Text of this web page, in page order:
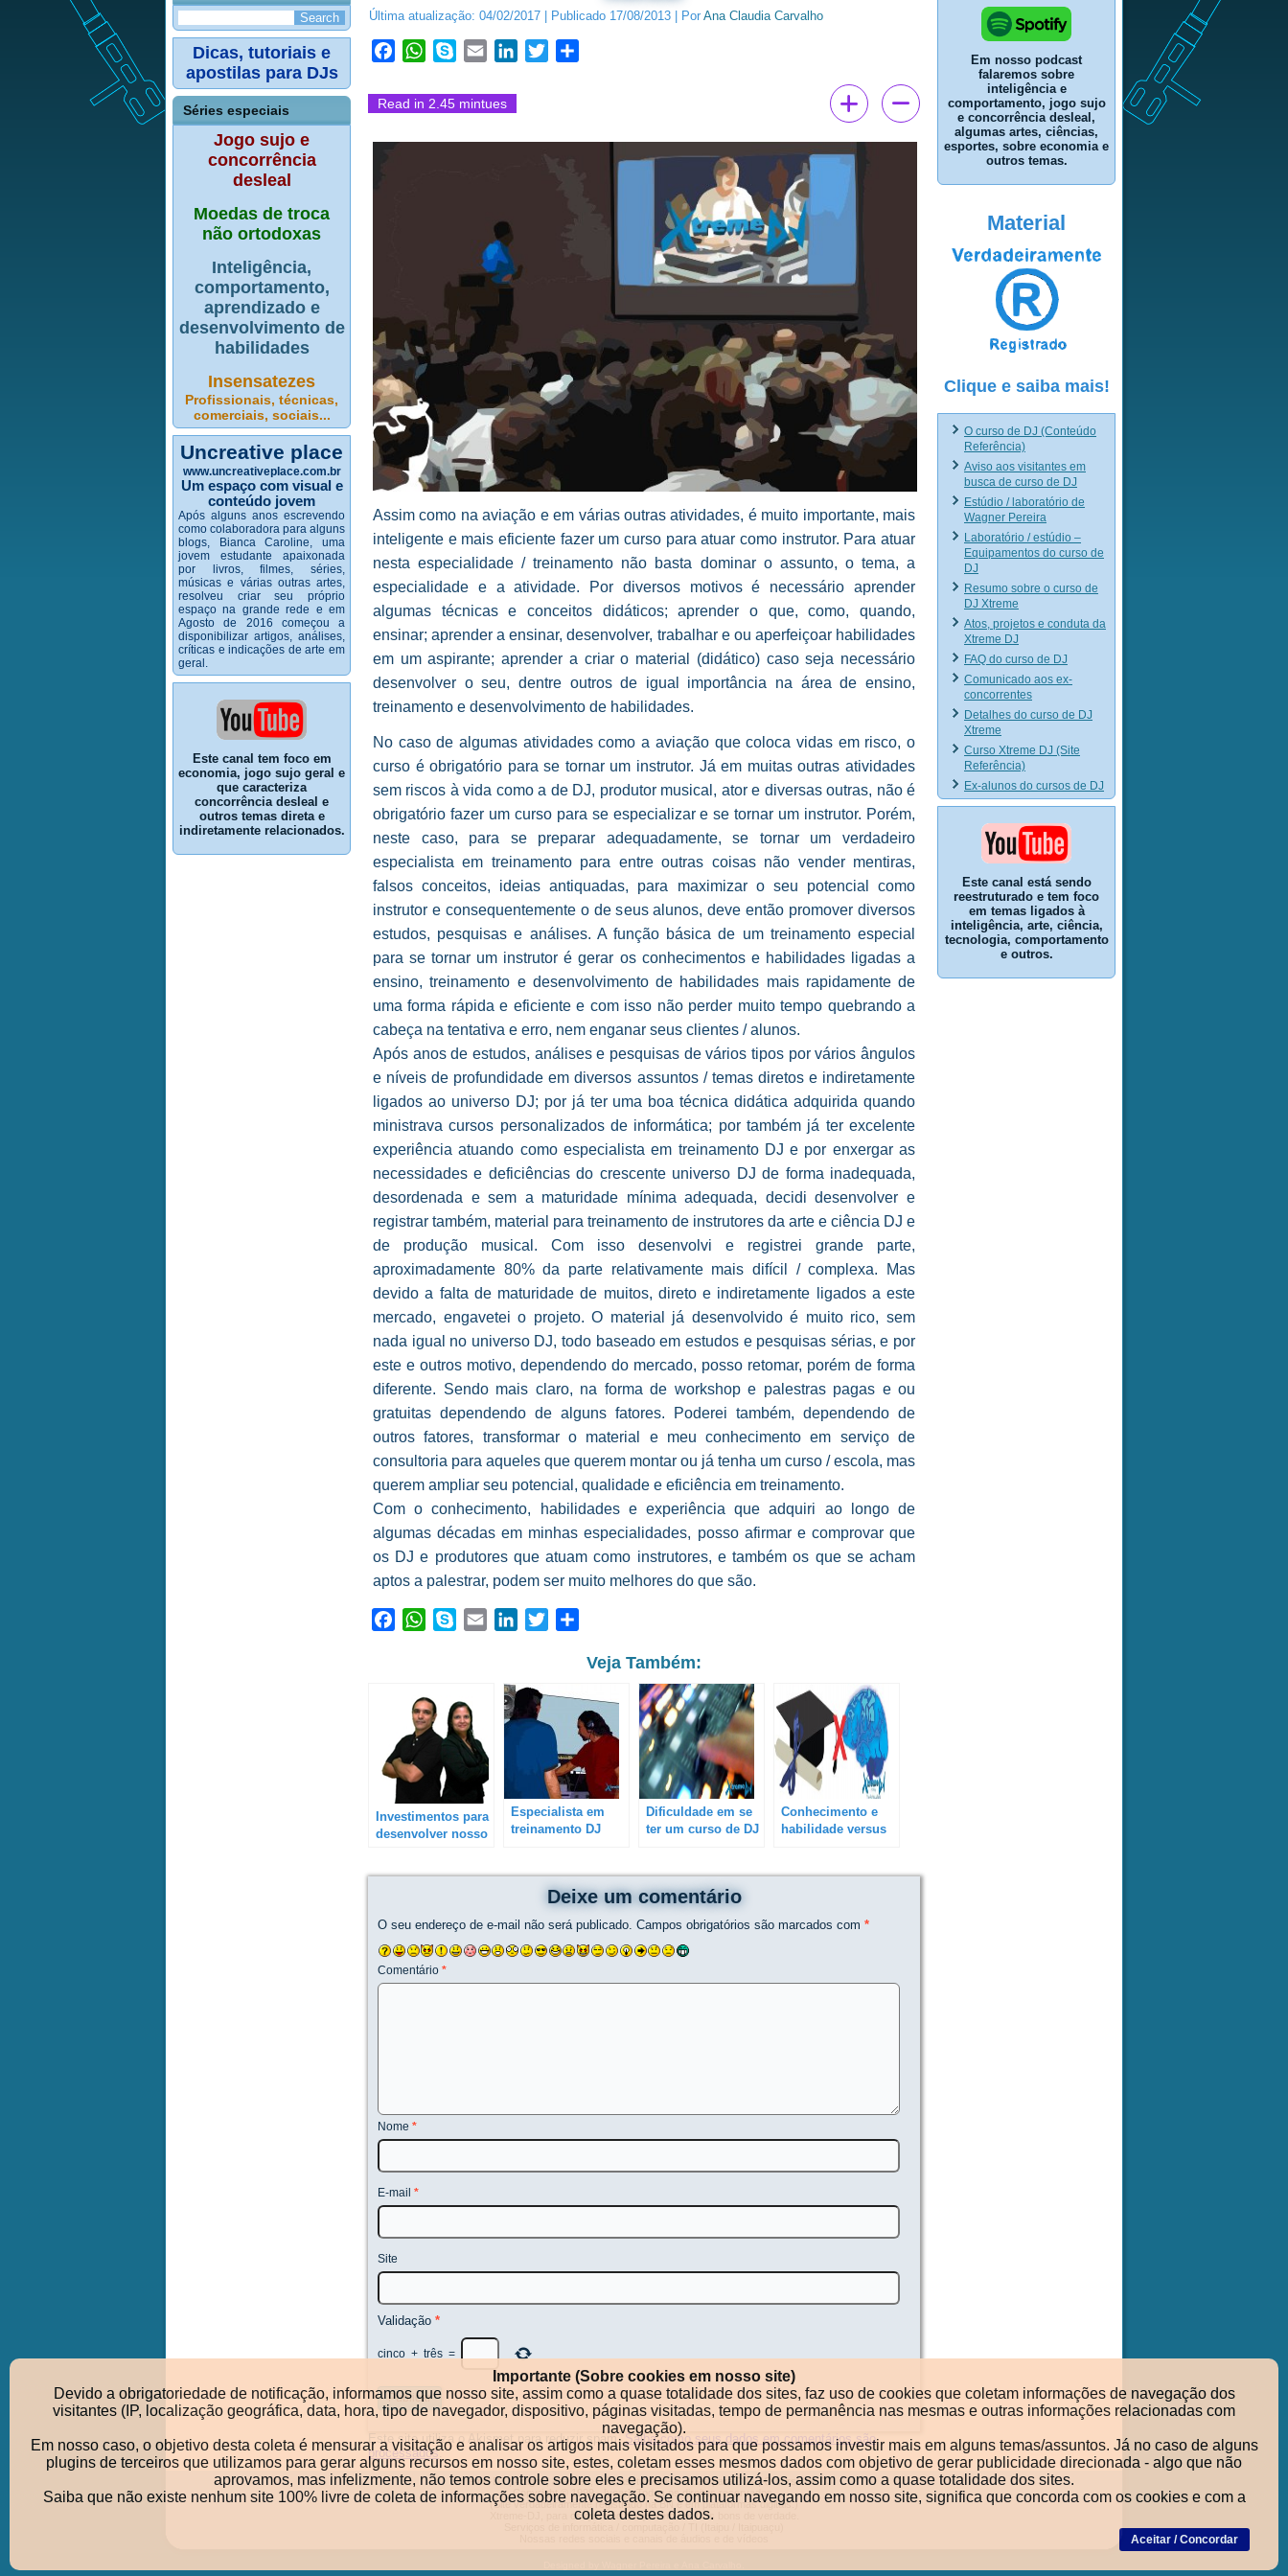
Dicas, tutoriais e
apostilas para DJs
Séries especiais
Jogo sujo e
concorrência
desleal
Moedas de troca
não ortodoxas
Inteligência,
comportamento,
aprendizado e
desenvolvimento de
habilidades
Insensatezes
Profissionais, técnicas,
comerciais, sociais...
Uncreative place
www.uncreativeplace.com.br
Um espaço com visual e
conteúdo jovem
Após alguns anos escrevendo
como colaboradora para alguns
blogs, Bianca Caroline, uma
jovem estudante apaixonada
por livros, filmes, séries,
músicas e várias outras artes,
resolveu criar seu próprio
espaço na grande rede e em
Agosto de 2016 começou a
disponibilizar artigos, análises,
críticas e indicações de arte em
geral.
Este canal tem foco em
economia, jogo sujo geral e
que caracteriza
concorrência desleal e
outros temas direta e
indiretamente relacionados.
Última atualização: 04/02/2017 Publicado 17/08/2013 Por Ana Claudia Carvalho
FacebookWhatsApp
Skype Email LinkedInTwitter
Read in 2.45 mintues
Assim como na aviação e em várias outras atividades, é muito importante, mais
inteligente e mais eficiente fazer um curso para atuar como instrutor. Para atuar
nesta especialidade / treinamento não basta dominar o assunto, o tema, a
especialidade e a atividade. Por diversos motivos é necessário aprender
algumas técnicas e conceitos didáticos; aprender o que, como, quando,
ensinar; aprender a ensinar, desenvolver, trabalhar e ou aperfeiçoar habilidades
em um aspirante; aprender a criar o material (didático) caso seja necessário
desenvolver o seu, dentre outros de igual importância na área de ensino,
treinamento e desenvolvimento de habilidades.
No caso de algumas atividades como a aviação que coloca vidas em risco, o
curso é obrigatório para se tornar um instrutor. Já em muitas outras atividades
sem riscos à vida como a de DJ, produtor musical, ator e diversas outras, não é
obrigatório fazer um curso para se especializar e se tornar um instrutor. Porém,
neste caso, para se preparar adequadamente, se tornar um verdadeiro
especialista em treinamento para entre outras coisas não vender mentiras,
falsos conceitos, ideias antiquadas, para maximizar o seu potencial como
instrutor e consequentemente o de seus alunos, deve então promover diversos
estudos, pesquisas e análises. A função básica de um treinamento especial
para se tornar um instrutor é gerar os conhecimentos e habilidades ligadas a
ensino, treinamento e desenvolvimento de habilidades mais rapidamente de
uma forma rápida e eficiente e com isso não perder muito tempo quebrando a
cabeça na tentativa e erro, nem enganar seus clientes / alunos.
Após anos de estudos, análises e pesquisas de vários tipos por vários ângulos
e níveis de profundidade em diversos assuntos / temas diretos e indiretamente
ligados ao universo DJ; por já ter uma boa técnica didática adquirida quando
ministrava cursos personalizados de informática; por também já ter excelente
experiência atuando como especialista em treinamento DJ e por enxergar as
necessidades e deficiências do crescente universo DJ de forma inadequada,
desordenada e sem a maturidade mínima adequada, decidi desenvolver e
registrar também, material para treinamento de instrutores da arte e ciência DJ e
de produção musical. Com isso desenvolvi e registrei grande parte,
aproximadamente 80% da parte relativamente mais difícil / complexa. Mas
devido a falta de maturidade de muitos, direto e indiretamente ligados a este
mercado, engavetei o projeto. O material já desenvolvido é muito rico, sem
nada igual no universo DJ, todo baseado em estudos e pesquisas sérias, e por
este e outros motivo, dependendo do mercado, posso retomar, porém de forma
diferente. Sendo mais claro, na forma de workshop e palestras pagas e ou
gratuitas dependendo de alguns fatores. Poderei também, dependendo de
outros fatores, transformar o material e meu conhecimento em serviço de
consultoria para aqueles que querem montar ou já tenha um curso / escola, mas
querem ampliar seu potencial, qualidade e eficiência em treinamento.
Com o conhecimento, habilidades e experiência que adquiri ao longo de
algumas décadas em minhas especialidades, posso afirmar e comprovar que
os DJ e produtores que atuam como instrutores, e também os que se acham
aptos a palestrar, podem ser muito melhores do que são.
FacebookWhatsApp
Skype Email LinkedInTwitter
Veja Também:
Investimentos para
desenvolver nosso
Especialista em
treinamento DJ
Dificuldade em se
ter um curso de DJ
Conhecimento e
habilidade versus
Deixe um comentário
O seu endereço de e-mail não será publicado. Campos obrigatórios são marcados com *
Comentário *
Nome *
E-mail *
Site
Validação *
cinco + três =
Este site utiliza o Akismet para reduzir spam.Saiba como seus dados em comentários são
processados.
Em nosso podcast
falaremos sobre
inteligência e
comportamento, jogo sujo
e concorrência desleal,
algumas artes, ciências,
esportes, sobre economia e
outros temas.
Material
Clique e saiba mais!
O curso de DJ (Conteúdo
Referência)
Aviso aos visitantes em
busca de curso de DJ
Estúdio / laboratório de
Wagner Pereira
Laboratório / estúdio –
Equipamentos do curso de
DJ
Resumo sobre o curso de
DJ Xtreme
Atos, projetos e conduta da
Xtreme DJ
FAQ do curso de DJ
Comunicado aos ex-
concorrentes
Detalhes do curso de DJ
Xtreme
Curso Xtreme DJ (Site
Referência)
Ex-alunos do cursos de DJ
Este canal está sendo
reestruturado e tem foco
em temas ligados à
inteligência, arte, ciência,
tecnologia, comportamento
e outros.
Xtreme-DJ|Artigos, análises, críticas, tutoriais e dicas para DJs|O curso de DJ
Copyright © 1999 - [year]. Todos os direitos reservados.
(Site verdadeiramente registrado na BN e em plataformas digitais.)
Xtreme-DJ, para os que são ou querem ser DJs bons de verdade.
Importante (Sobre cookies em nosso site)
Devido a obrigatoriedade de notificação, informamos que nosso site, assim como a quase totalidade dos sites, faz uso de cookies que coletam informações de navegação dos
visitantes (IP, localização geográfica, data, hora, tipo de navegador, dispositivo, páginas visitadas, tempo de permanência nas mesmas e outras informações relacionadas com
navegação).
Em nosso caso, o objetivo desta coleta é mensurar a visitação e analisar os artigos mais visitados para que possamos investir mais em alguns temas/assuntos. Já no caso de alguns
plugins de terceiros que utilizamos para gerar alguns recursos em nosso site, estes, coletam esses mesmos dados com objetivo de gerar publicidade direcionada - algo que não
aprovamos, mas infelizmente, não temos controle sobre eles e precisamos utilizá-los, assim como a quase totalidade dos sites.
Saiba que não existe nenhum site 100% livre de coleta de informações sobre navegação. Se continuar navegando em nosso site, significa que concorda com os cookies e com a
coleta destes dados.
Aceitar / Concordar